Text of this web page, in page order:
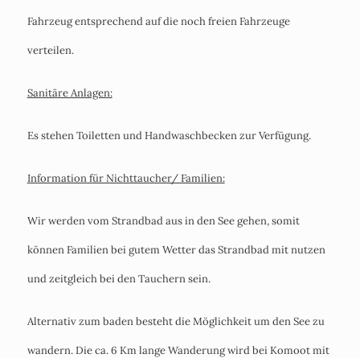
Fahrzeug entsprechend auf die noch freien Fahrzeuge
verteilen.
Sanitäre Anlagen:
Es stehen Toiletten und Handwaschbecken zur Verfügung.
Information für Nichttaucher/ Familien:
Wir werden vom Strandbad aus in den See gehen, somit
können Familien bei gutem Wetter das Strandbad mit nutzen
und zeitgleich bei den Tauchern sein.
Alternativ zum baden besteht die Möglichkeit um den See zu
wandern. Die ca. 6 Km lange Wanderung wird bei Komoot mit